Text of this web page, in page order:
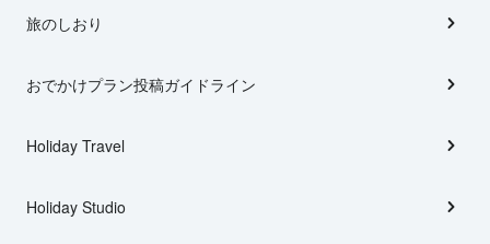
旅のしおり
おでかけプラン投稿ガイドライン
Holiday Travel
Holiday Studio